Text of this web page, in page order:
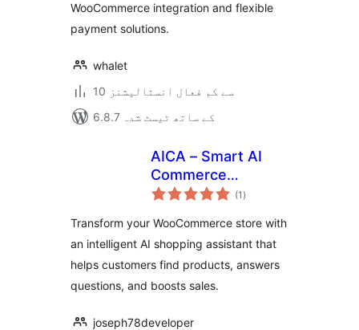
WooCommerce integration and flexible
payment solutions.
whalet
10 سے کم فعال انسٹالیشنز
6.8.7 کے ساتھ ٹیسٹ شدہ
AICA – Smart AI
Commerce
Assistant
(1 مجموعی
درجہ
)
Transform your WooCommerce store with
an intelligent AI shopping assistant that
helps customers find products, answers
questions, and boosts sales.
joseph78developer